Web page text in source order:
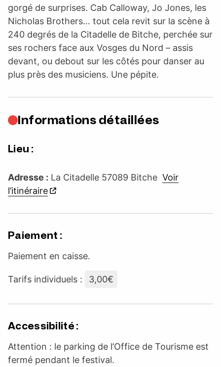
gorgé de surprises. Cab Calloway, Jo Jones, les
Nicholas Brothers… tout cela revit sur la scène à
240 degrés de la Citadelle de Bitche, perchée sur
ses rochers face aux Vosges du Nord – assis
devant, ou debout sur les côtés pour danser au
plus près des musiciens. Une pépite.
Informations détaillées
Lieu :
Adresse : La Citadelle 57089 Bitche Voir
l’itinéraire
Paiement :
Paiement en caisse.
Tarifs individuels : 3,00€
Accessibilité :
Attention : le parking de l’Office de Tourisme est
fermé pendant le festival.